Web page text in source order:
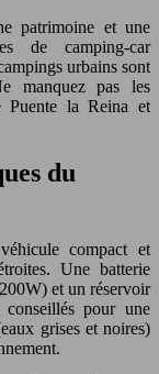
patrimoine et une
de camping-car
urbains sont
manquez pas les
Puente la Reina et
du
compact et
Une batterie
et un réservoir
pour une
grises et noires)